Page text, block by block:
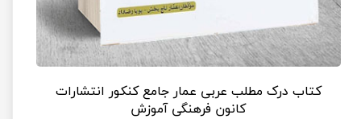
کتاب درک مطلب عربی عمار جامع کنکور انتشارات
کانون فرهنگی آموزش